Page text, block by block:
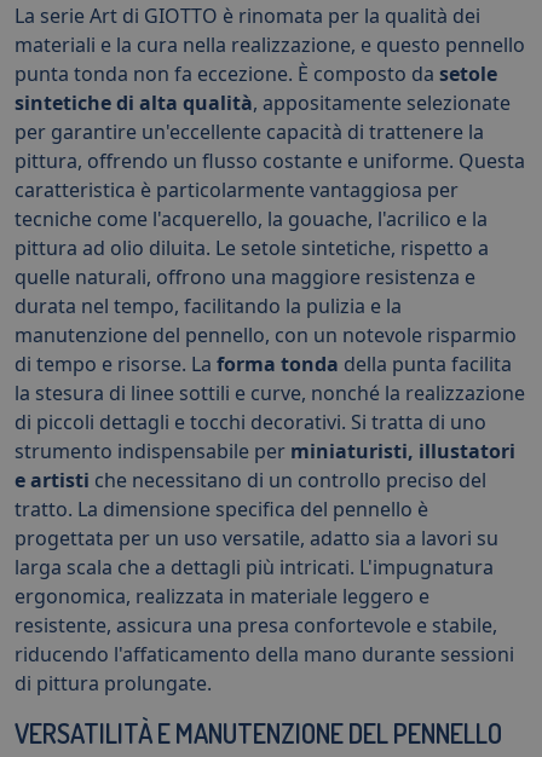
La serie Art di GIOTTO è rinomata per la qualità dei
materiali e la cura nella realizzazione, e questo pennello
punta tonda non fa eccezione. È composto da setole
sintetiche di alta qualità, appositamente selezionate
per garantire un'eccellente capacità di trattenere la
pittura, offrendo un flusso costante e uniforme. Questa
caratteristica è particolarmente vantaggiosa per
tecniche come l'acquerello, la gouache, l'acrilico e la
pittura ad olio diluita. Le setole sintetiche, rispetto a
quelle naturali, offrono una maggiore resistenza e
durata nel tempo, facilitando la pulizia e la
manutenzione del pennello, con un notevole risparmio
di tempo e risorse. La forma tonda della punta facilita
la stesura di linee sottili e curve, nonché la realizzazione
di piccoli dettagli e tocchi decorativi. Si tratta di uno
strumento indispensabile per miniaturisti, illustatori
e artisti che necessitano di un controllo preciso del
tratto. La dimensione specifica del pennello è
progettata per un uso versatile, adatto sia a lavori su
larga scala che a dettagli più intricati. L'impugnatura
ergonomica, realizzata in materiale leggero e
resistente, assicura una presa confortevole e stabile,
riducendo l'affaticamento della mano durante sessioni
di pittura prolungate.
VERSATILITÀ E MANUTENZIONE DEL PENNELLO